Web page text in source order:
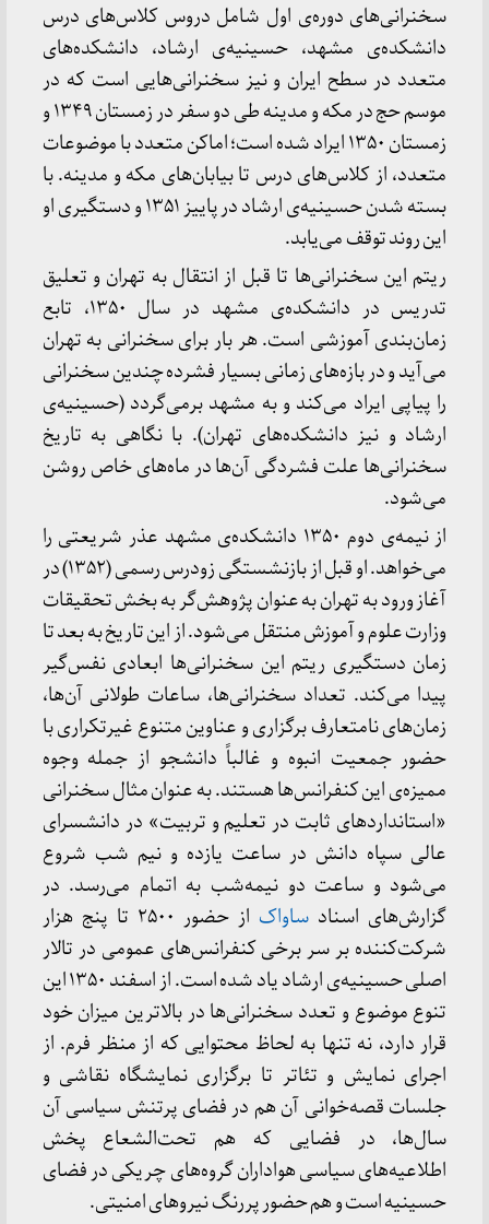
سخنرانی‌های دوره‌ی اول شامل دروس کلاس‌های درس
دانشکده‌ی مشهد، حسینیه‌ی ارشاد، دانشکده‌های
متعدد در سطح ایران و نیز سخنرانی‌هایی است که در
موسم حج در مکه و مدینه طی دو سفر در زمستان ۱۳۴۹ و
زمستان ۱۳۵۰ ایراد شده است؛ اماکن متعدد با موضوعات
متعدد، از کلاس‌های درس تا بیابان‌های مکه و مدینه. با
بسته شدن حسینیه‌ی ارشاد در پاییز ۱۳۵۱ و دستگیری او
این روند توقف می‌یابد.
ریتم این سخنرانی‌ها تا قبل از انتقال به تهران و تعلیق
تدریس در دانشکده‌ی مشهد در سال ۱۳۵۰، تابع
زمان‌بندی آموزشی است. هر بار برای سخنرانی به تهران
می‌آید و در بازه‌های زمانی بسیار فشرده چندین سخنرانی
را پیاپی ایراد می‌کند و به مشهد برمی‌گردد (حسینیه‌ی
ارشاد و نیز دانشکده‌های تهران). با نگاهی به تاریخ
سخنرانی‌ها علت فشردگی آن‌ها در ماه‌های خاص روشن
می‌شود.
از نیمه‌ی دوم ۱۳۵۰ دانشکده‌ی مشهد عذر شریعتی را
می‌خواهد. او قبل از بازنشستگی زودرس رسمی (۱۳۵۲) در
آغاز ورود به تهران به عنوان پژوهش‌گر به بخش تحقیقات
وزارت علوم و آموزش منتقل می‌شود. از این تاریخ به بعد تا
زمان دستگیری ریتم این سخنرانی‌ها ابعادی نفس‌گیر
پیدا می‌کند. تعداد سخنرانی‌ها، ساعات طولانی آن‌ها،
زمان‌های نامتعارف برگزاری و عناوین متنوع غیرتکراری با
حضور جمعیت انبوه و غالباً دانشجو از جمله وجوه
ممیزه‌ی این کنفرانس‌ها هستند. به عنوان مثال سخنرانی
«استانداردهای ثابت در تعلیم و تربیت» در دانشسرای
عالی سپاه دانش در ساعت یازده و نیم شب شروع
می‌شود و ساعت دو نیمه‌شب به اتمام می‌رسد. در
گزارش‌های اسناد ساواک
از حضور ۲۵۰۰ تا پنج هزار
شرکت‌کننده بر سر برخی کنفرانس‌های عمومی در تالار
اصلی حسینیه‌ی ارشاد یاد شده است. از اسفند ۱۳۵۰ این
تنوع موضوع و تعدد سخنرانی‌ها در بالاترین میزان خود
قرار دارد، نه تنها به لحاظ محتوایی که از منظر فرم. از
اجرای نمایش و تئاتر تا برگزاری نمایشگاه نقاشی و
جلسات قصه‌خوانی آن هم در فضای پرتنش سیاسی آن
سال‌ها، در فضایی که هم تحت‌الشعاع پخش
اطلاعیه‌های سیاسی هواداران گروه‌های چریکی در فضای
حسینیه است و هم حضور پررنگ نیروهای امنیتی.